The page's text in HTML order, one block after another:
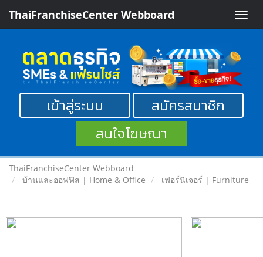
Toggle
ThaiFranchiseCenter Webboard
เข้าสู่ระบบ
สมัครสมาชิก
สนใจโฆษณา
ThaiFranchiseCenter Webboard
บ้านและออฟฟิส | Home & Office
เฟอร์นิเจอร์ | Furniture